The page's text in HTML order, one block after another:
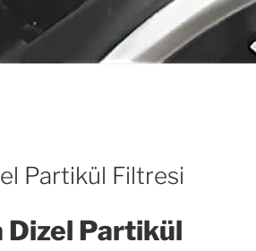
Partikül Filtresi
Dizel Partikül